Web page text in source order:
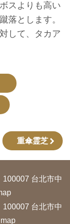
スよりも高い
落とします。
して、タカア
重傘霊芝
100007 台北市中
100007 台北市中
map